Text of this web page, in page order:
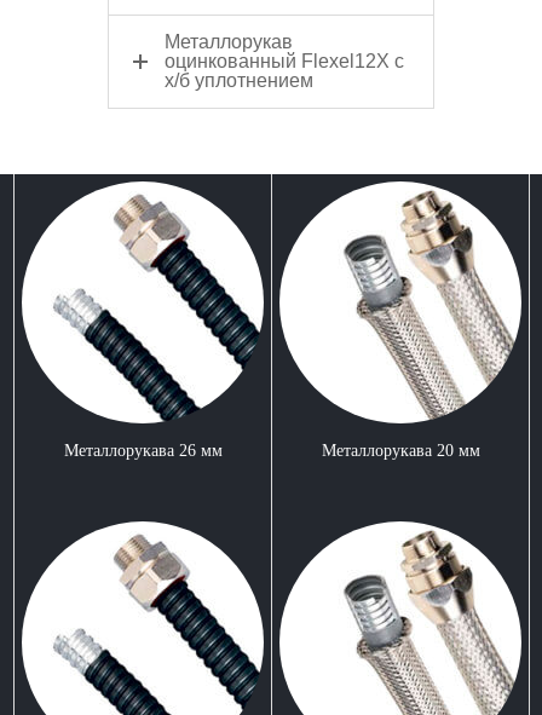
Металлорукав
оцинкованный Flexel12Х c
х/б уплотнением
Металлорукава 26 мм Металлорукава 20 мм